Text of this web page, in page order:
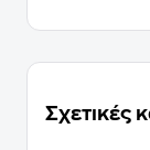
Σχετικές